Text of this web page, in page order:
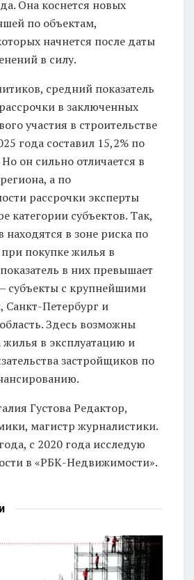
Она коснется новых
по объектам,
начнется после даты
в силу.
средний показатель
в заключенных
участия в строительстве
года составил 15,2% по
он сильно отличается в
а по
рассрочки эксперты
категории субъектов. Так,
находятся в зоне риска по
покупке жилья в
в них превышает
субъекты с крупнейшими
Петербург и
Здесь возможны
в эксплуатацию и
застройщиков по
Густова Редактор,
магистр журналистики.
с 2020 года исследую
в «РБК-Недвижимости».